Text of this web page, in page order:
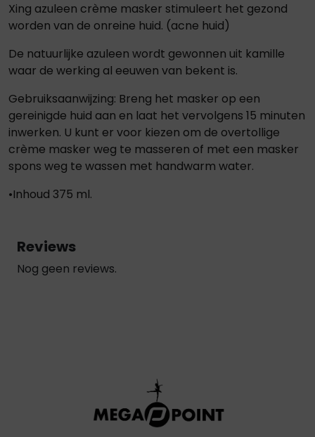
Xing azuleen crème masker stimuleert het gezond
worden van de onreine huid. (acne huid)
De natuurlijke azuleen wordt gewonnen uit kamille
waar de werking al eeuwen van bekent is.
Gebruiksaanwijzing: Breng het masker op een
gereinigde huid aan en laat het vervolgens 15 minuten
inwerken. U kunt er voor kiezen om de overtollige
crème masker weg te masseren of met een masker
spons weg te wassen met handwarm water.
•Inhoud 375 ml.
Reviews
Nog geen reviews.